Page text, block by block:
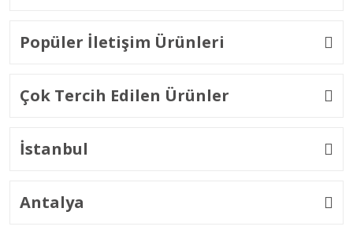
Popüler İletişim Ürünleri
Çok Tercih Edilen Ürünler
İstanbul
Antalya